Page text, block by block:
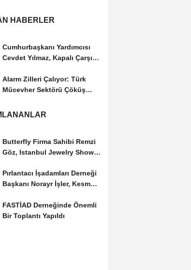
HABERLER
Cumhurbaşkanı Yardımcısı
Cevdet Yılmaz, Kapalı Çarşı
Alarm Zilleri Çalıyor: Türk
Mücevher Sektörü Çöküş
Butterfly Firma Sahibi Remzi
Göz, Istanbul Jewelry Show
Pırlantacı İşadamları Derneği
Başkanı Norayr İşler, Kesme
FASTİAD Derneğinde Önemli
Bir Toplantı Yapıldı